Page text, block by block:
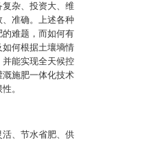
杂、投资大、维
准确。上述各种
难题，而如何有
何根据土壤墒情
能实现全天候控
施肥一体化技术
。
、节水省肥、供